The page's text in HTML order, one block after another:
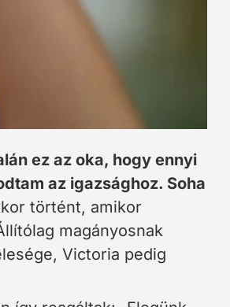
ez az oka, hogy ennyi
az igazsághoz. Soha
történt, amikor
magányosnak
Victoria pedig